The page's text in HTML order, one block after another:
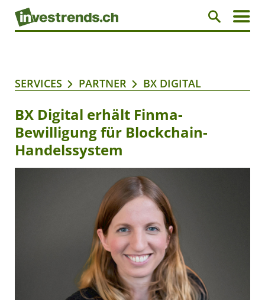
SERVICES PARTNER BX DIGITAL
BX Digital erhält Finma-
Bewilligung für Blockchain-
Handelssystem